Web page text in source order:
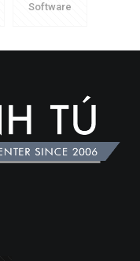
Software